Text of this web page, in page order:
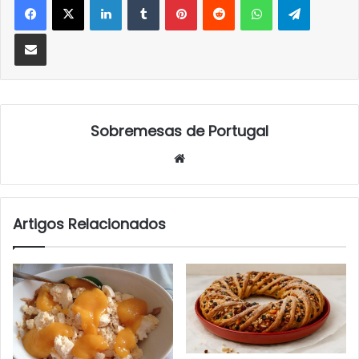
Partilhar Via Email
Sobremesas de Portugal
Artigos Relacionados